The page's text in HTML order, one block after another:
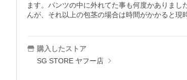
ます。パンツの中に外れてた事も何度かありま
んが、それ以上の包茎の場合は時間がかかると現
購入したストア
SG STORE ヤフー店